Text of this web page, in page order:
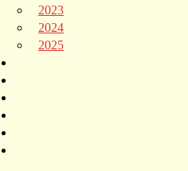
2023
2024
2025